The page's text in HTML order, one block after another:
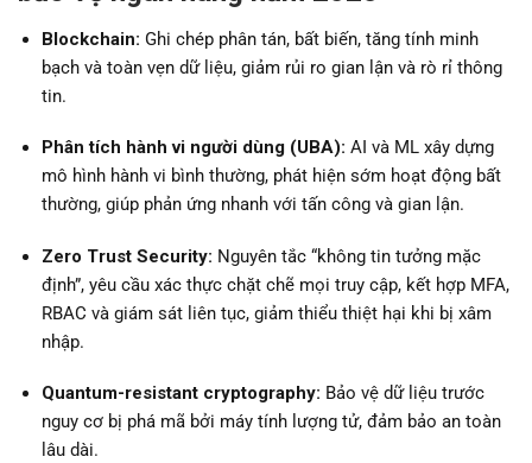
Blockchain: Ghi chép phân tán, bất biến, tăng tính minh
bạch và toàn vẹn dữ liệu, giảm rủi ro gian lận và rò rỉ thông
tin.
Phân tích hành vi người dùng (UBA): AI và ML xây dựng
mô hình hành vi bình thường, phát hiện sớm hoạt động bất
thường, giúp phản ứng nhanh với tấn công và gian lận.
Zero Trust Security: Nguyên tắc “không tin tưởng mặc
định”, yêu cầu xác thực chặt chẽ mọi truy cập, kết hợp MFA,
RBAC và giám sát liên tục, giảm thiểu thiệt hại khi bị xâm
nhập.
Quantum-resistant cryptography: Bảo vệ dữ liệu trước
nguy cơ bị phá mã bởi máy tính lượng tử, đảm bảo an toàn
lâu dài.